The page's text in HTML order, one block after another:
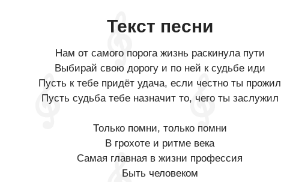
Текст песни
Нам от самого порога жизнь раскинула пути
Выбирай свою дорогу и по ней к судьбе иди
Пусть к тебе придёт удача, если честно ты прожил
Пусть судьба тебе назначит то, чего ты заслужил
Только помни, только помни
В грохоте и ритме века
Самая главная в жизни профессия
Быть человеком